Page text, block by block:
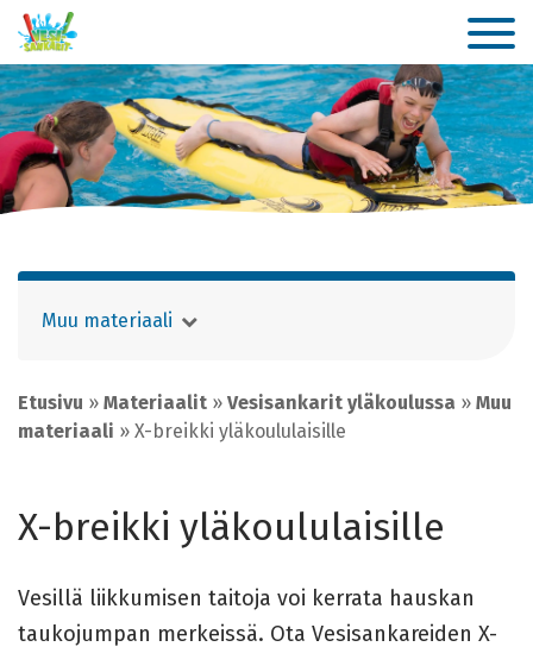
Muu materiaali
Etusivu » Materiaalit » Vesisankarit yläkoulussa » Muu
materiaali » X-breikki yläkoululaisille
X-breikki yläkoululaisille
Vesillä liikkumisen taitoja voi kerrata hauskan
taukojumpan merkeissä. Ota Vesisankareiden X-